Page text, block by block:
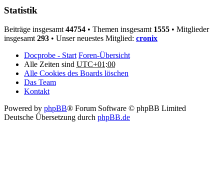
Statistik
Beiträge insgesamt 44754 • Themen insgesamt 1555 • Mitglieder
insgesamt 293 • Unser neuestes Mitglied: cronix
Docprobe - Start Foren-Übersicht
Alle Zeiten sind UTC+01:00
Alle Cookies des Boards löschen
Das Team
Kontakt
Powered by phpBB® Forum Software © phpBB Limited
Deutsche Übersetzung durch phpBB.de